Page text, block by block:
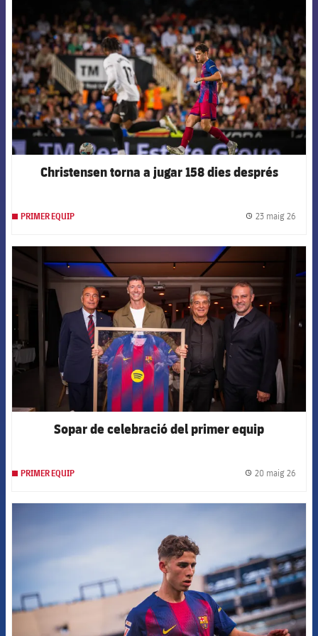
Christensen torna a jugar 158 dies després
PRIMER EQUIP 23 maig 26
FCB Barcelona badge
Sopar de celebració del primer equip
PRIMER EQUIP 20 maig 26